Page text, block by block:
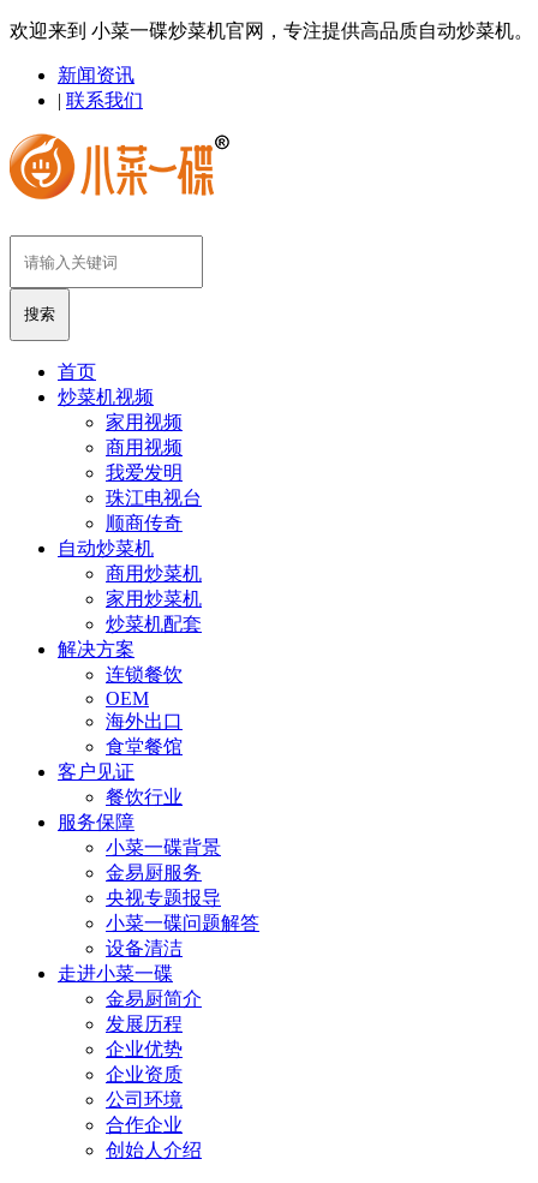
欢迎来到 小菜一碟炒菜机官网，专注提供高品质自动炒菜机。
新闻资讯
| 联系我们
首页
炒菜机视频
家用视频
商用视频
我爱发明
珠江电视台
顺商传奇
自动炒菜机
商用炒菜机
家用炒菜机
炒菜机配套
解决方案
连锁餐饮
OEM
海外出口
食堂餐馆
客户见证
餐饮行业
服务保障
小菜一碟背景
金易厨服务
央视专题报导
小菜一碟问题解答
设备清洁
走进小菜一碟
金易厨简介
发展历程
企业优势
企业资质
公司环境
合作企业
创始人介绍